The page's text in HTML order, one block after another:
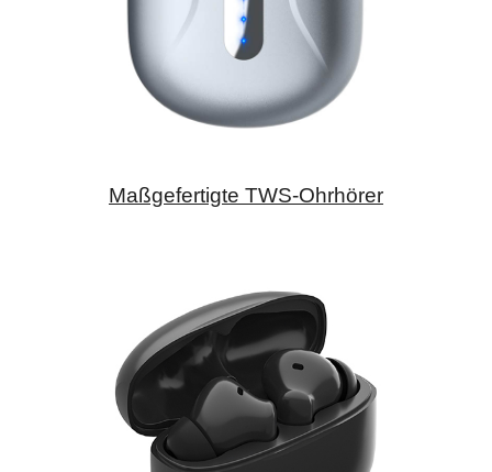
Maßgefertigte TWS-Ohrhörer